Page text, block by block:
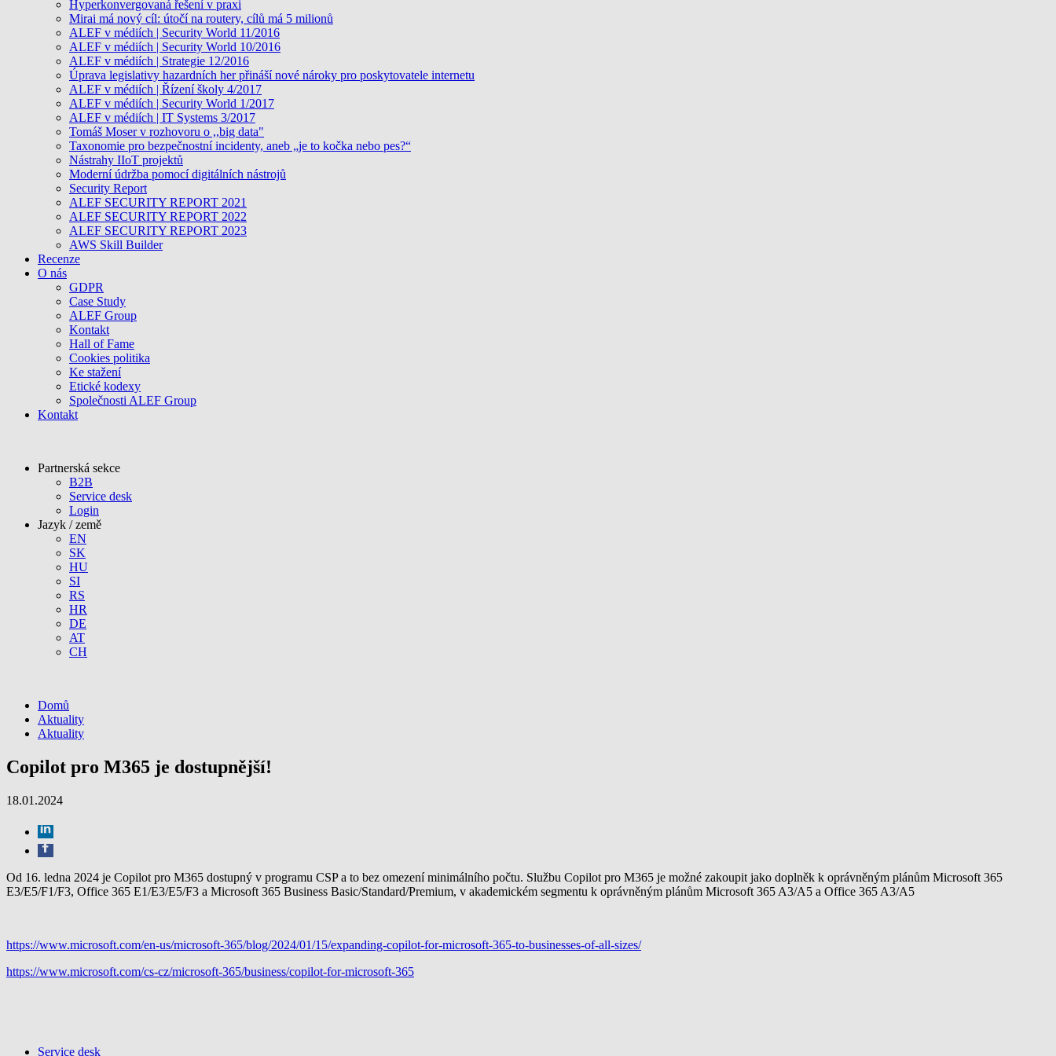
Hyperkonvergovaná řešení v praxi
Mirai má nový cíl: útočí na routery, cílů má 5 milionů
ALEF v médiích | Security World 11/2016
ALEF v médiích | Security World 10/2016
ALEF v médiích | Strategie 12/2016
Úprava legislativy hazardních her přináší nové nároky pro poskytovatele internetu
ALEF v médiích | Řízení školy 4/2017
ALEF v médiích | Security World 1/2017
ALEF v médiích | IT Systems 3/2017
Tomáš Moser v rozhovoru o ,,big data"
Taxonomie pro bezpečnostní incidenty, aneb „je to kočka nebo pes?“
Nástrahy IIoT projektů
Moderní údržba pomocí digitálních nástrojů
Security Report
ALEF SECURITY REPORT 2021
ALEF SECURITY REPORT 2022
ALEF SECURITY REPORT 2023
AWS Skill Builder
Recenze
O nás
GDPR
Case Study
ALEF Group
Kontakt
Hall of Fame
Cookies politika
Ke stažení
Etické kodexy
Společnosti ALEF Group
Kontakt
Partnerská sekce
B2B
Service desk
Login
Jazyk / země
EN
SK
HU
SI
RS
HR
DE
AT
CH
Domů
Aktuality
Aktuality
Copilot pro M365 je dostupnější!
18.01.2024
Od 16. ledna 2024 je Copilot pro M365 dostupný v programu CSP a to bez omezení minimálního počtu. Službu Copilot pro M365 je možné zakoupit jako doplněk k oprávněným plánům Microsoft 365
E3/E5/F1/F3, Office 365 E1/E3/E5/F3 a Microsoft 365 Business Basic/Standard/Premium, v akademickém segmentu k oprávněným plánům Microsoft 365 A3/A5 a Office 365 A3/A5
https://www.microsoft.com/en-us/microsoft-365/blog/2024/01/15/expanding-copilot-for-microsoft-365-to-businesses-of-all-sizes/
https://www.microsoft.com/cs-cz/microsoft-365/business/copilot-for-microsoft-365
Service desk